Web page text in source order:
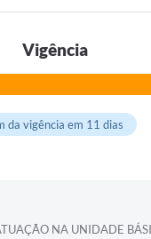
Vigência
da vigência em 11 dias
NA UNIDADE